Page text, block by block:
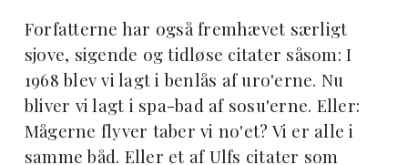
Forfatterne har også fremhævet særligt
sjove, sigende og tidløse citater såsom: I
1968 blev vi lagt i benlås af uro'erne. Nu
bliver vi lagt i spa-bad af sosu'erne. Eller:
Mågerne flyver taber vi no'et? Vi er alle i
samme båd. Eller et af Ulfs citater som